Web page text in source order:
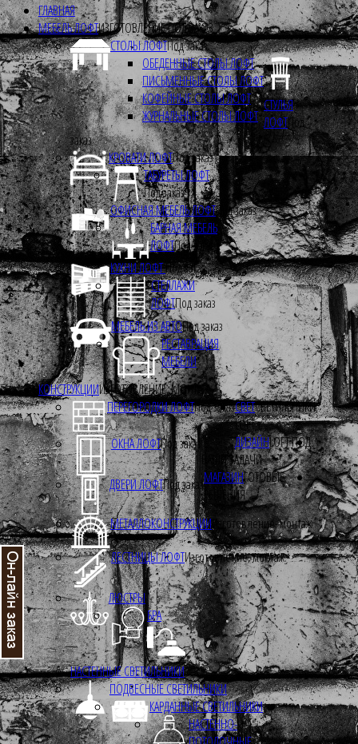
ГЛАВНАЯ
МЕБЕЛЬ ЛОФТИЗГОТОВЛЕНИЕ ПОД ЗАКАЗ
СТОЛЫ ЛОФТПод заказ
ОБЕДЕННЫЕ СТОЛЫ ЛОФТ
ПИСЬМЕННЫЕ СТОЛЫ ЛОФТ
КОФЕЙНЫЕ СТОЛЫ ЛОФТ
ЖУРНАЛЬНЫЕ СТОЛЫ ЛОФТ
СТУЛЬЯ
ЛОФТПод
заказ
КРОВАТИ ЛОФТПод заказ
ТАБУРЕТЫ ЛОФТ
Под заказ
ОФИСНАЯ МЕБЕЛЬ ЛОФТПод заказ
БАРНАЯ МЕБЕЛЬ
ЛОФТПод заказ
КУХНИ ЛОФТПод заказ
СТЕЛЛАЖИ
ЛОФТПод заказ
МЕБЕЛЬ ИЗ АВТОПод заказ
РЕСТАВРАЦИЯ
МЕБЕЛИ
КОНСТРУКЦИИИЗГОТОВЛЕНИЕ, МОНТАЖ
ПЕРЕГОРОДКИ ЛОФТПод заказ
ОКНА ЛОФТПод заказ
ДВЕРИ ЛОФТПод заказ
МЕТАЛЛОКОНСТРУКЦИИИзготовление, монтаж
ЛЕСТНИЦЫ ЛОФТИзготовление, монтаж.
СВЕТСВЕТИЛЬНИКИ
LOFT
ЛЮСТРЫ
БРА
НАСТЕННЫЕ СВЕТИЛЬНИКИ
ПОДВЕСНЫЕ СВЕТИЛЬНИКИ
КАРДАННЫЕ СВЕТИЛЬНИКИ
НАСТЕННО-
ДИЗАЙНLOFT ПОД
ВАШИ ЗАДАЧИ
МАГАЗИНГОТОВЫЕ
РЕШЕНИЯ